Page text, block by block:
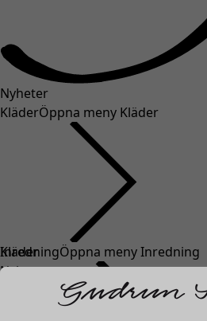
Nyheter
KläderÖppna meny Kläder
Kläder
Nyheter
Alla kläder
Klänningar